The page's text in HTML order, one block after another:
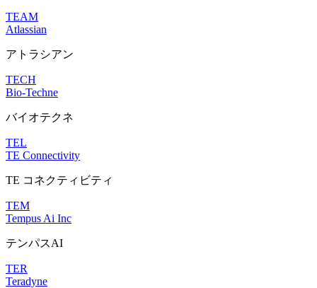
TEAM
Atlassian
アトラシアン
TECH
Bio-Techne
バイオテクネ
TEL
TE Connectivity
TE コネクティビティ
TEM
Tempus Ai Inc
テンパスAI
TER
Teradyne